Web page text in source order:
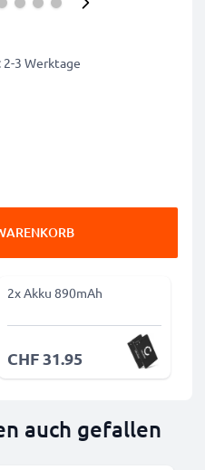
3 Werktage
2x Akku 890mAh
CHF 31.95
auch gefallen